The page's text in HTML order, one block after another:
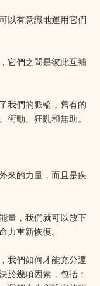
以有意識地運用它們
它們之間是彼此互補
我們的脈輪，舊有的
動、狂亂和無助。
來的力量，而且是疾
量，我們就可以放下
重新恢復。
我們如何才能充分運
於幾項因素，包括：